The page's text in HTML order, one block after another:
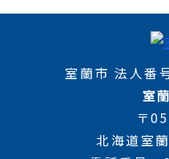
室蘭市 法人番
室
〒
北海道室